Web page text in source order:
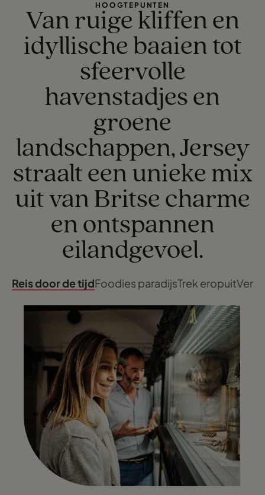
HOOGTEPUNTEN
Van ruige kliffen en
idyllische baaien tot
sfeervolle
havenstadjes en
groene
landschappen, Jersey
straalt een unieke mix
uit van Britse charme
en ontspannen
eilandgevoel.
Reis door de tijdFoodies paradijsTrek eropuit